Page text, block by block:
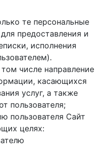
те персональные
предоставления и
исполнения
том числе направление
касающихся
услуг, а также
пользователя;
пользователя Сайт
целях: